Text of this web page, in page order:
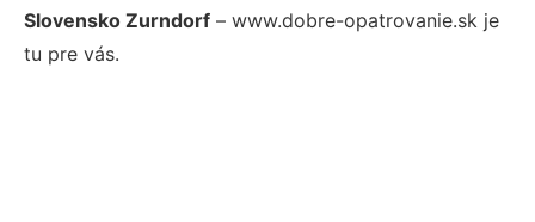
Slovensko Zurndorf – www.dobre-opatrovanie.sk je
tu pre vás.